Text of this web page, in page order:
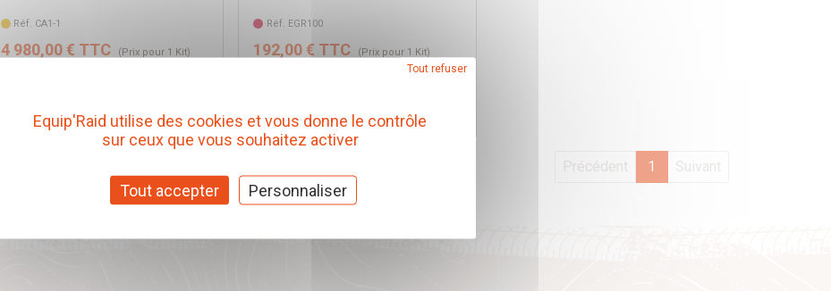
Réf. CA1-1
4 980,00 € TTC (Prix pour 1 Kit)
Réf. EGR100
192,00 € TTC (Prix pour 1 Kit)
Précédent 1 Suivant
Equip'Raid utilise des cookies et vous donne le contrôle
sur ceux que vous souhaitez activer
Tout accepter
Tout refuser
Personnaliser